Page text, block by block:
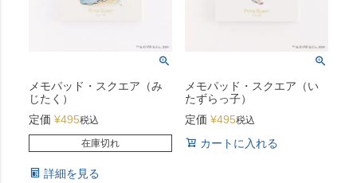
メモパッド・スクエア（み
じたく）
定価 ¥495税込
在庫切れ
詳細を見る
メモパッド・スクエア（い
たずらっ子）
定価 ¥495税込
カートに入れる